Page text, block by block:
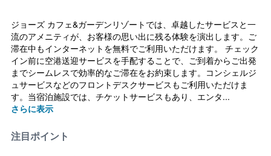
ジョーズ カフェ&ガーデンリゾートでは、卓越したサービスと一
流のアメニティが、お客様の思い出に残る体験を演出します。ご
滞在中もインターネットを無料でご利用いただけます。 チェック
イン前に空港送迎サービスを手配することで、ご到着からご出発
までシームレスで効率的なご滞在をお約束します。コンシェルジ
ュサービスなどのフロントデスクサービスもご利用いただけま
す。当宿泊施設では、チケットサービスもあり、エンタ...
さらに表示
注目ポイント